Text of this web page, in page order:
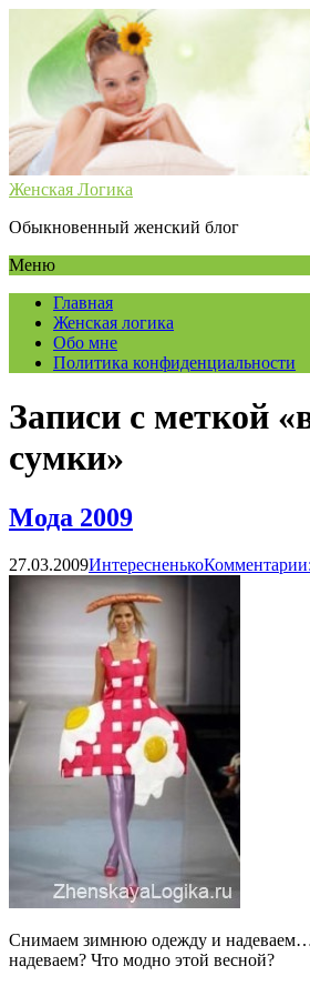
Женская Логика
Обыкновенный женский блог
Меню
Главная
Женская логика
Обо мне
Политика конфиденциальности
Записи с меткой
сумки»
Мода 2009
27.03.2009Интересненько
Снимаем зимнюю одежду и надеваем…
надеваем? Что модно этой весной?